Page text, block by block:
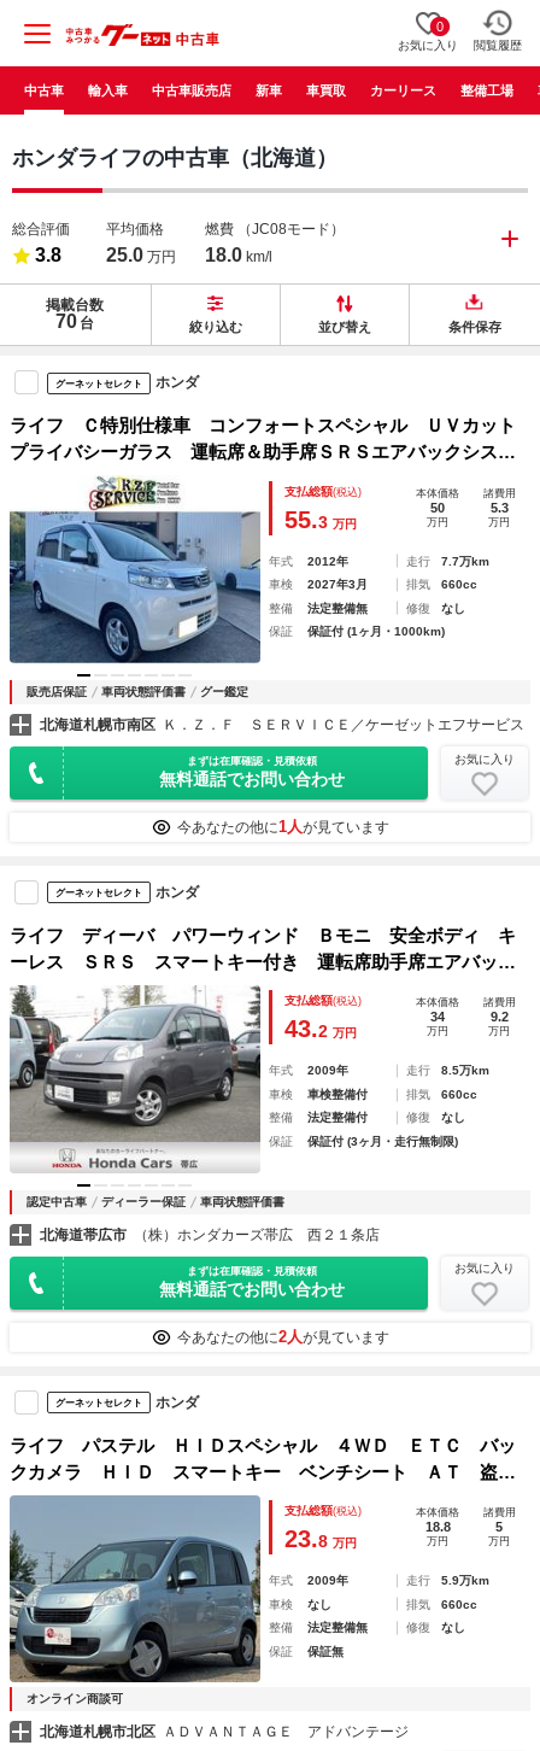
0
お気に入り 閲覧履歴
中古車 輸入車 中古車販売店 新車 車買取 カーリース 整備工場
ホンダライフの中古車（北海道）
総合評価
3.8
平均価格
25.0 万円
燃費 （JC08モード）
18.0 km/l
掲載台数
70 台 絞り込む 並び替え 条件保存
グーネットセレクト ホンダ
ライフ Ｃ特別仕様車 コンフォートスペシャル ＵＶカット
プライバシーガラス 運転席＆助手席ＳＲＳエアバックシステ
ム 親水ヒーテッドドアミラー キーレス フロアマット 純
正ナビゲーション
支払総額(税込)
55.3 万円
本体価格
50
万円
諸費用
5.3
万円
年式 2012年 走行
7.7万km
車検
2027年3月 排気
660cc
整備
法定整備無 修復
なし
保証
保証付 (1ヶ月・1000km)
販売店保証 車両状態評価書 グー鑑定
北海道札幌市南区 Ｋ．Ｚ．Ｆ ＳＥＲＶＩＣＥ／ケーゼットエフサービス
まずは在庫確認・見積依頼
無料通話でお問い合わせ
お気に入り
今あなたの他に1人が見ています
グーネットセレクト ホンダ
ライフ ディーバ パワーウィンド Ｂモニ 安全ボディ キ
ーレス ＳＲＳ スマートキー付き 運転席助手席エアバッ
ク パワステ オートエアコン ＡＢＳ ワンオーナー 禁煙
支払総額(税込)
43.2 万円
本体価格
34
万円
諸費用
9.2
万円
年式 2009年 走行
8.5万km
車検
車検整備付 排気
660cc
整備
法定整備付 修復
なし
保証
保証付 (3ヶ月・走行無制限)
認定中古車 ディーラー保証 車両状態評価書
北海道帯広市 （株）ホンダカーズ帯広 西２１条店
まずは在庫確認・見積依頼
無料通話でお問い合わせ
お気に入り
今あなたの他に2人が見ています
グーネットセレクト ホンダ
ライフ パステル ＨＩＤスペシャル ４ＷＤ ＥＴＣ バッ
クカメラ ＨＩＤ スマートキー ベンチシート ＡＴ 盗難
防止システム ＡＢＳ ＣＤ 衝突安全ボディ エアコン パ
ワーステアリング パワーウィンドウ 運転席エアバッグ
支払総額(税込)
23.8 万円
本体価格
18.8
万円
諸費用
5
万円
年式 2009年 走行
5.9万km
車検
なし 排気
660cc
整備
法定整備無 修復
なし
保証
保証無
オンライン商談可
北海道札幌市北区 ＡＤＶＡＮＴＡＧＥ アドバンテージ